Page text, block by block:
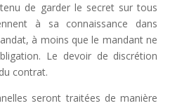
de garder le secret sur tous
à sa connaissance dans
à moins que le mandant ne
Le devoir de discrétion
contrat.
seront traitées de manière